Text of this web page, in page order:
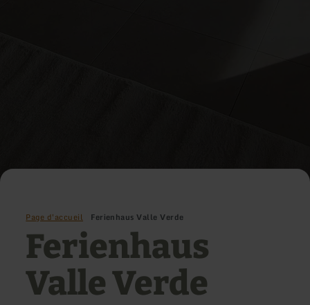
Page d'accueil Ferienhaus Valle Verde
Ferienhaus
Valle Verde